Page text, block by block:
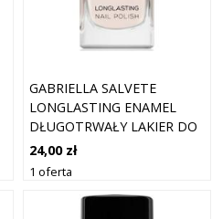
GABRIELLA SALVETE
LONGLASTING ENAMEL
DŁUGOTRWAŁY LAKIER DO
PAZNOKCI Z WYSOKIM
POŁYSKIEM ODCIEŃ 62
24,00 zł
1 oferta